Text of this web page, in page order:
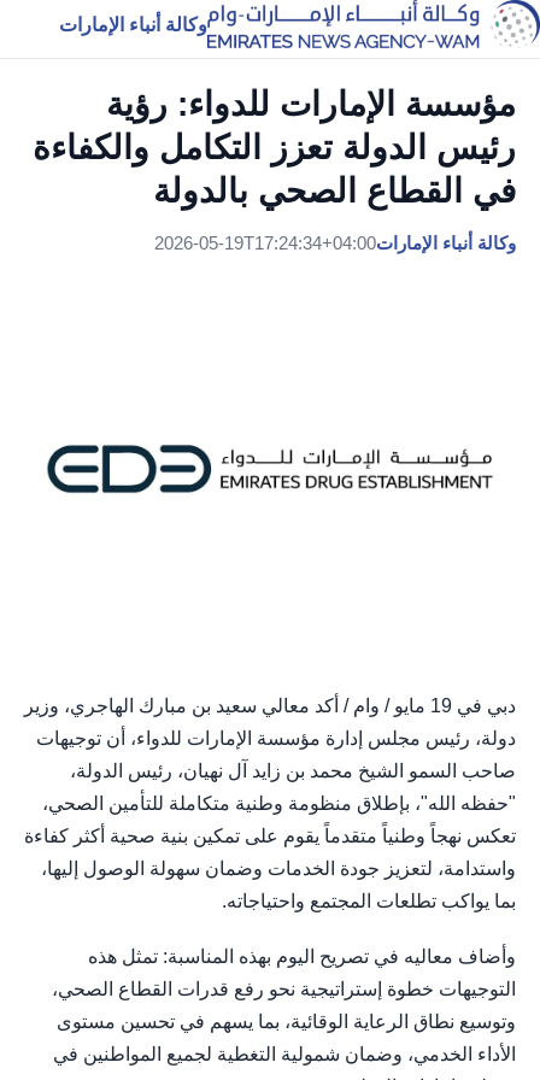
وكالة أنباء الإمارات
مؤسسة الإمارات للدواء: رؤية
رئيس الدولة تعزز التكامل والكفاءة
في القطاع الصحي بالدولة
وكالة أنباء الإمارات2026-05-19T17:24:34+04:00
دبي في 19 مايو / وام / أكد معالي سعيد بن مبارك الهاجري، وزير
دولة، رئيس مجلس إدارة مؤسسة الإمارات للدواء، أن توجيهات
صاحب السمو الشيخ محمد بن زايد آل نهيان، رئيس الدولة،
"حفظه الله"، بإطلاق منظومة وطنية متكاملة للتأمين الصحي،
تعكس نهجاً وطنياً متقدماً يقوم على تمكين بنية صحية أكثر كفاءة
واستدامة، لتعزيز جودة الخدمات وضمان سهولة الوصول إليها،
بما يواكب تطلعات المجتمع واحتياجاته.
وأضاف معاليه في تصريح اليوم بهذه المناسبة: تمثل هذه
التوجيهات خطوة إستراتيجية نحو رفع قدرات القطاع الصحي،
وتوسيع نطاق الرعاية الوقائية، بما يسهم في تحسين مستوى
الأداء الخدمي، وضمان شمولية التغطية لجميع المواطنين في